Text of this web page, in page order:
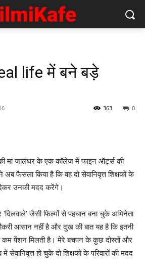
life में बने बड़े
0
363
मां जालंधर के एक कॉलेज में फाइन ऑर्ट्स की
अब फैसला किया है कि वह दो सेवानिवृत्त शिक्षकों के
देकर उनकी मदद करेंगे।
‘दिलवाले’ जैसी फिल्मों से पहचान बना चुके अभिनेता
आसान नहीं है और दुख की बात यह है कि इतनी
कम पेंशन मिलती है। मेरे बचपन के कुछ दोस्तों और
सेवानिवृत्त हो चुके दो शिक्षकों के परिवारों की मदद